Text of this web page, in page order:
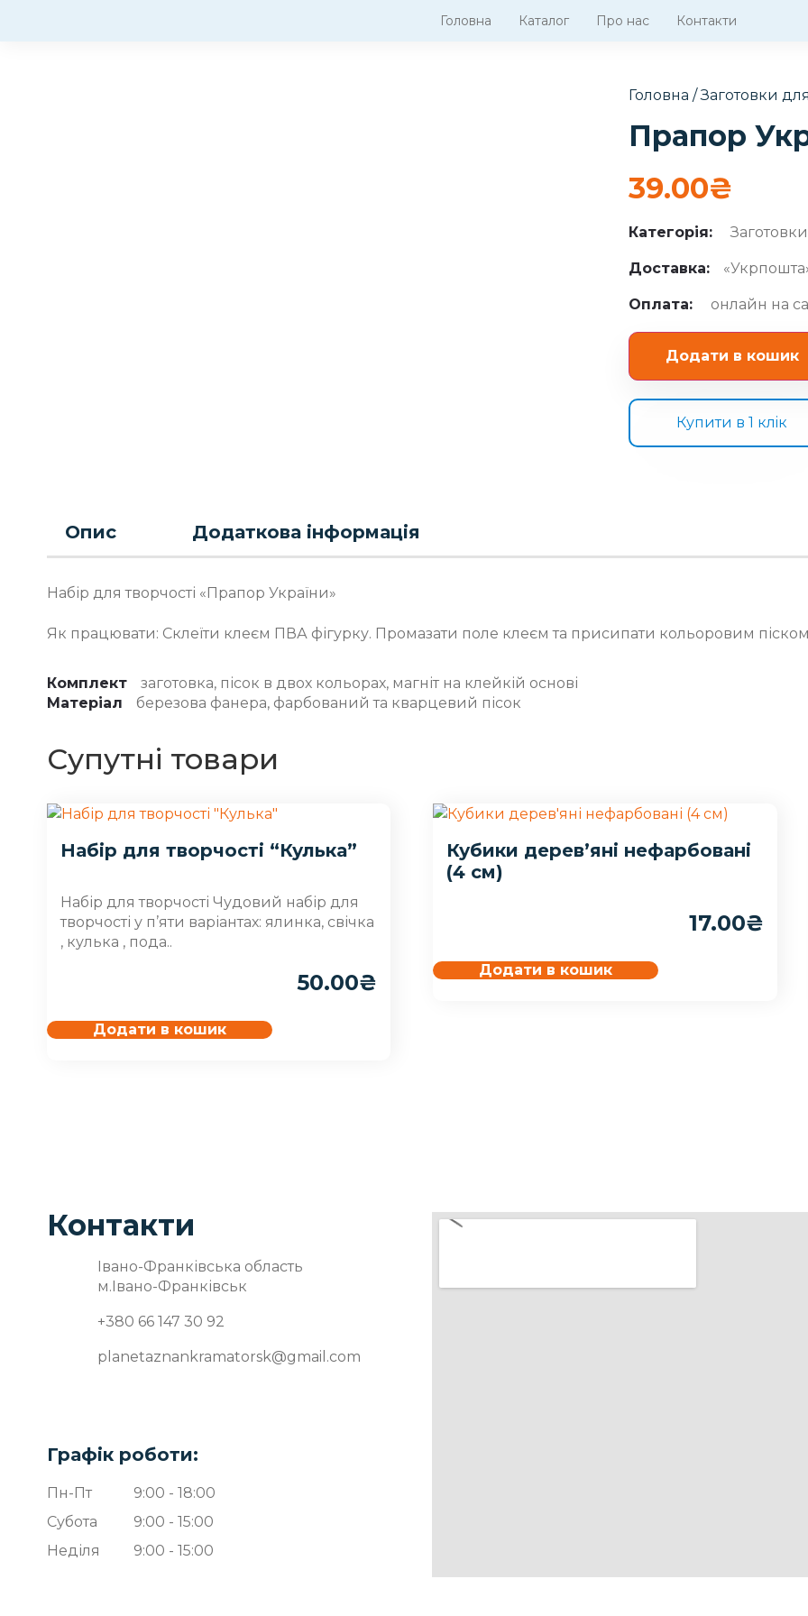
Головна Каталог Про нас Контакти
Головна /Заготовки
Прапор
39.00₴
Категорія:
Доставка:
Оплата: онлайн на
Додати в кошик
Купити в 1 клiк
Опис Додаткова інформація
Набір для творчості «Прапор України»
Як працювати: Склеїти клеєм ПВА фігурку. Промазати поле клеєм та присипати кольоровим
Комплект
заготовка, пісок в двох кольорах, магніт на клейкій основі
Матеріал
березова фанера, фарбований та кварцевий пісок
Супутні товари
Набір для творчості “Кулька”
Набір для творчості Чудовий набір для
творчості у п’яти варіантах: ялинка, свічка
, кулька , пода..
50.00₴
Додати в кошик
Кубики дерев’яні нефарбовані
(4 см)
17.00₴
Додати в кошик
Контакти
Івано-Франківська область
м.Івано-Франківськ
+380 66 147 30 92
planetaznankramatorsk@gmail.com
Графік роботи:
Пн-Пт
Субота
Неділя
9:00 - 18:00
9:00 - 15:00
9:00 - 15:00